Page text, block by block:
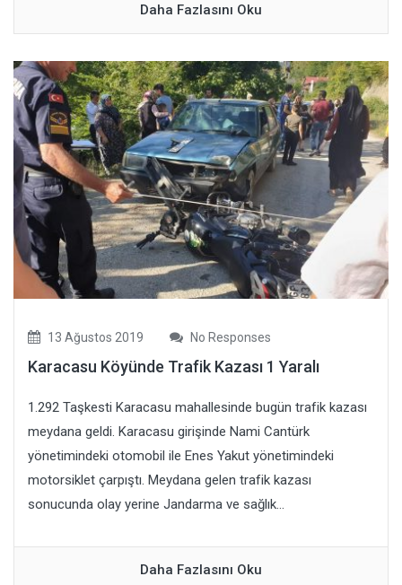
Daha Fazlasını Oku
13 Ağustos 2019 No Responses
Karacasu Köyünde Trafik Kazası 1 Yaralı
1.292 Taşkesti Karacasu mahallesinde bugün trafik kazası
meydana geldi. Karacasu girişinde Nami Cantürk
yönetimindeki otomobil ile Enes Yakut yönetimindeki
motorsiklet çarpıştı. Meydana gelen trafik kazası
sonucunda olay yerine Jandarma ve sağlık...
Daha Fazlasını Oku